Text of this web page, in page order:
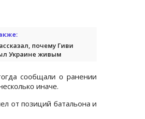
почему Гиви
Украине живым
сообщали о ранении
иначе.
от позиций батальона и